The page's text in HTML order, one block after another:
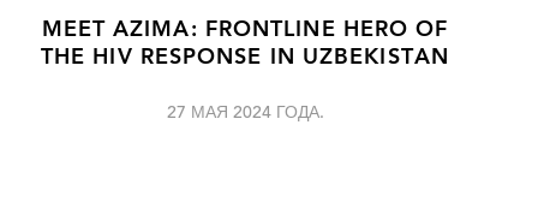
MEET AZIMA: FRONTLINE HERO OF
THE HIV RESPONSE IN UZBEKISTAN
27 МАЯ 2024 ГОДА.